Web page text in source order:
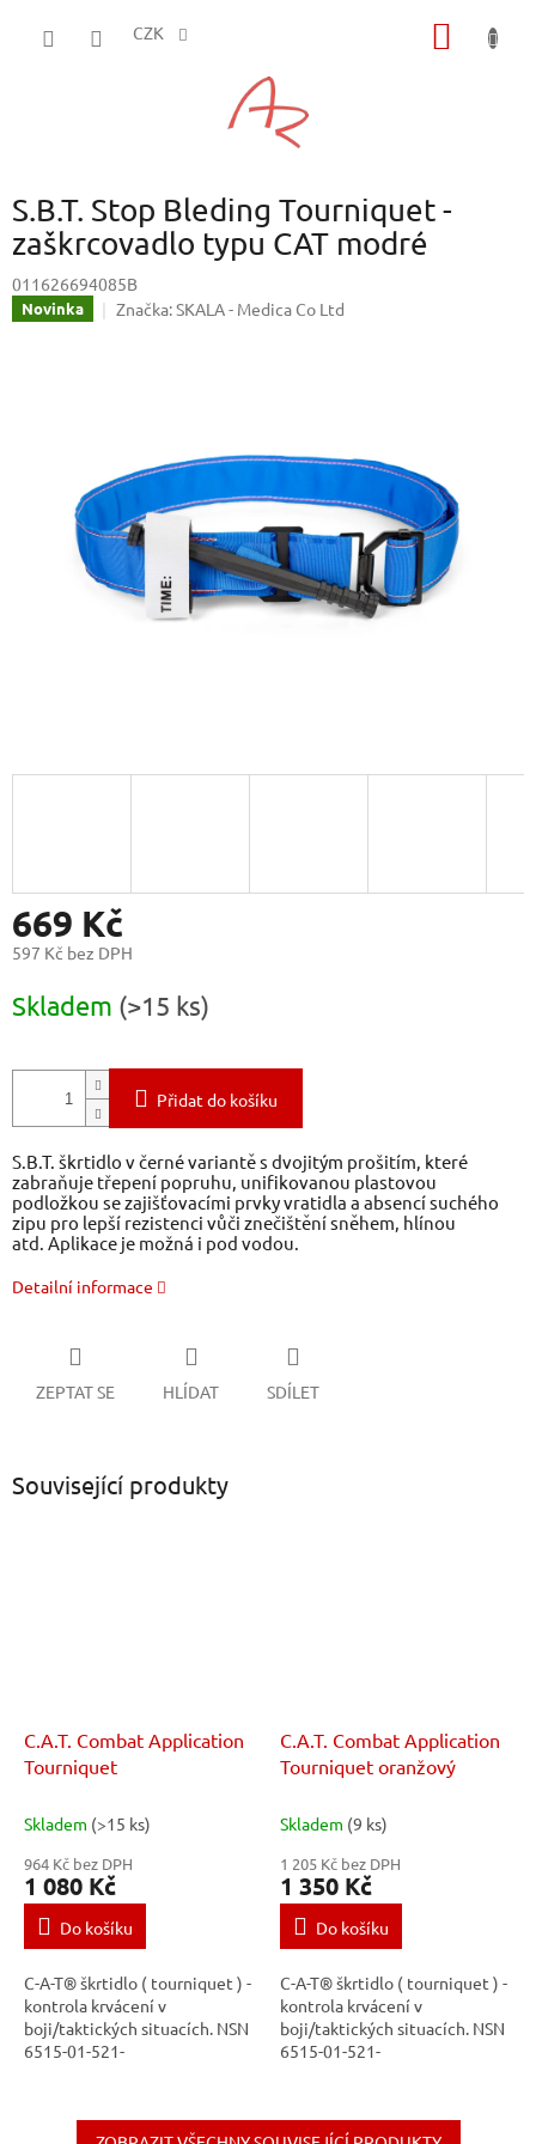
CZK
S.B.T. Stop Bleding Tourniquet -
zaškrcovadlo typu CAT modré
011626694085B
Novinka Značka:SKALA - Medica Co Ltd
669 Kč
597 Kč bez DPH
cena:
Skladem (>15 ks)
Přidat do košíku
S.B.T. škrtidlo v černé variantě s dvojitým prošitím, které
zabraňuje třepení popruhu, unifikovanou plastovou
podložkou se zajišťovacími prvky vratidla a absencí suchého
zipu pro lepší rezistenci vůči znečištění sněhem, hlínou
atd. Aplikace je možná i pod vodou.
Detailní informace
ZEPTAT SE HLÍDAT SDÍLET
Související produkty
C.A.T. Combat Application
Tourniquet
Skladem (>15 ks)
964 Kč bez DPH
1 080 Kč
Do košíku
C-A-T® škrtidlo ( tourniquet ) -
kontrola krvácení v
boji/taktických situacích. NSN
6515-01-521-
aplikovatelný jednou rukou....
C.A.T. Combat Application
Tourniquet oranžový
Skladem (9 ks)
1 205 Kč bez DPH
1 350 Kč
Do košíku
C-A-T® škrtidlo ( tourniquet ) -
kontrola krvácení v
boji/taktických situacích. NSN
6515-01-521-
aplikovatelný jednou rukou....